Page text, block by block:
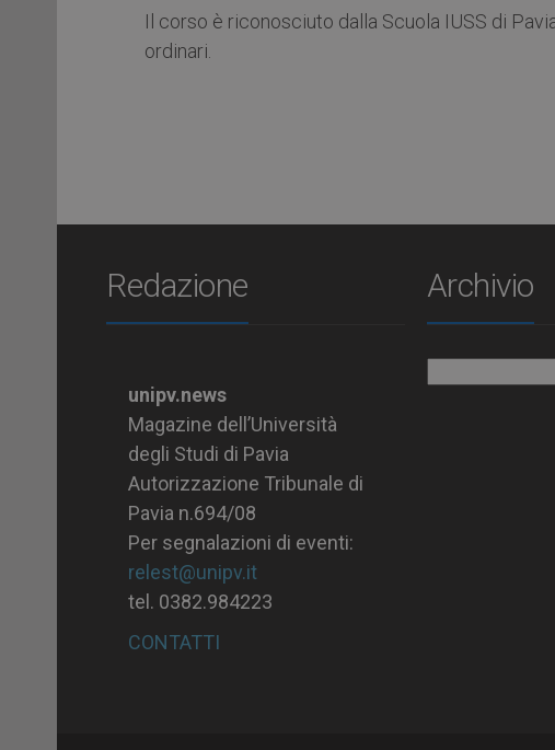
Il corso è riconosciuto dalla Scuola IUSS di
ordinari.
Redazione
unipv.news
Magazine dell’Università
degli Studi di Pavia
Autorizzazione Tribunale di
Pavia n.694/08
Per segnalazioni di eventi:
relest@unipv.it
tel. 0382.984223
CONTATTI
Archivio